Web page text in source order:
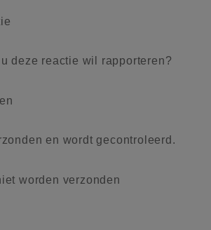
deze reactie wil rapporteren?
en wordt gecontroleerd.
worden verzonden